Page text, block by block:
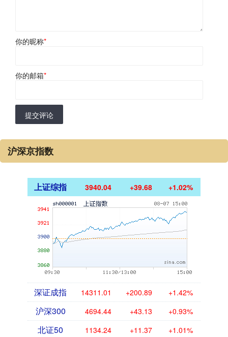
你的昵称*
你的邮箱*
提交评论
沪深京指数
上证综指 3940.04 +39.68 +1.02%
深证成指 14311.01 +200.89 +1.42%
沪深300 4694.44 +43.13 +0.93%
北证50 1134.24 +11.37 +1.01%